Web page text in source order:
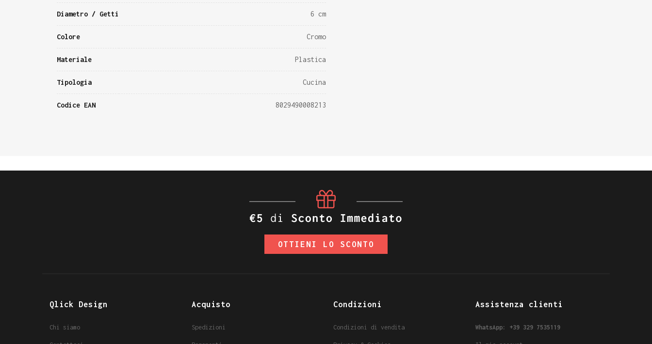
Diametro / Getti 6 cm
Colore Cromo
Materiale Plastica
Tipologia Cucina
Codice EAN 8029490008213
OTTIENI LO SCONTO
Qlick Design
Chi siamo
Acquisto
Spedizioni
Condizioni
Condizioni di vendita
Assistenza clienti
WhatsApp: +39 329 7535119